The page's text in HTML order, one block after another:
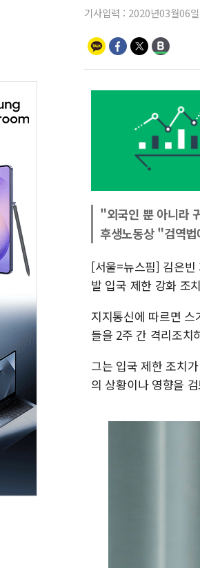
기사입력 : 2020년03월06
"외국인 뿐 아니라
후생노동상 "검역
[서울=뉴스핌] 김은
발 입국 제한 강화 조
지지통신에 따르면
들을 2주 간 격리조치
그는 입국 제한 조치
의 상황이나 영향을